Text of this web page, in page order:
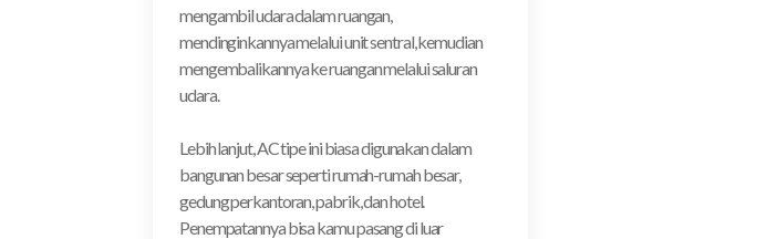
mengambil udara dalam ruangan,
mendinginkannya melalui unit sentral, kemudian
mengembalikannya ke ruangan melalui saluran
udara.
Lebih lanjut, AC tipe ini biasa digunakan dalam
bangunan besar seperti rumah-rumah besar,
gedung perkantoran, pabrik, dan hotel.
Penempatannya bisa kamu pasang di luar